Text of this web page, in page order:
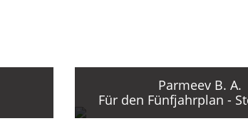
der Errungenschaften der
Werkstatt für Sichtagitation.
Parmeev B. A.
Für den Fünfjahrplan -